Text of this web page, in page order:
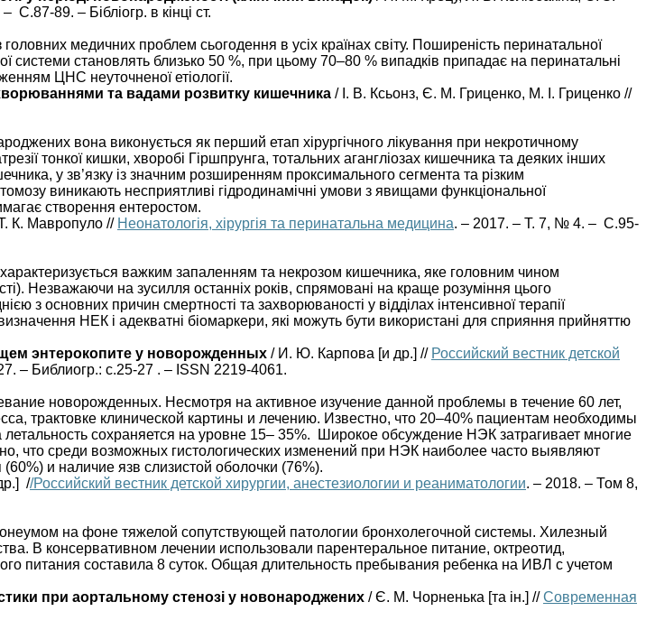
С.87-89. – Бібліогр. в кінці ст.
медичних проблем сьогодення в усіх країнах світу. Поширеність перинатальної
системи становлять близько 50 %, при цьому 70–80 % випадків припадає на перинатальні
ЦНС неуточненої етіології.
та вадами розвитку кишечника / І. В. Ксьонз, Є. М. Гриценко, М. І. Гриценко //
вона виконується як перший етап хірургічного лікування при некротичному
тонкої кишки, хворобі Гіршпрунга, тотальних агангліозах кишечника та деяких інших
у зв’язку із значним розширенням проксимального сегмента та різким
виникають несприятливі гідродинамічні умови з явищами функціональної
створення ентеростом.
К. Мавропуло // Неонатологія, хірургія та перинатальна медицина. – 2017. – Т. 7, № 4. – С.95-
важким запаленням та некрозом кишечника, яке головним чином
Незважаючи на зусилля останніх років, спрямовані на краще розуміння цього
з основних причин смертності та захворюваності у відділах інтенсивної терапії
НЕК і адекватні біомаркери, які можуть бути використані для сприяння прийняттю
энтерокопите у новорожденных / И. Ю. Карпова [и др.] // Российский вестник детской
– Библиогр.: с.25-27 . – ISSN 2219-4061.
новорожденных. Несмотря на активное изучение данной проблемы в течение 60 лет,
трактовке клинической картины и лечению. Известно, что 20–40% пациентам необходимы
сохраняется на уровне 15– 35%. Широкое обсуждение НЭК затрагивает многие
что среди возможных гистологических изменений при НЭК наиболее часто выявляют
и наличие язв слизистой оболочки (76%).
//Российский вестник детской хирургии, анестезиологии и реаниматологии. – 2018. – Том 8,
на фоне тяжелой сопутствующей патологии бронхолегочной системы. Хилезный
В консервативном лечении использовали парентеральное питание, октреотид,
питания составила 8 суток. Общая длительность пребывания ребенка на ИВЛ с учетом
при аортальному стенозі у новонароджених / Є. М. Чорненька [та ін.] //Современная